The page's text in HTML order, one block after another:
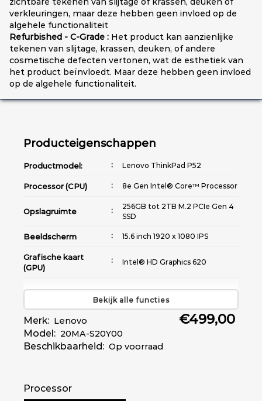
verkleuringen, maar deze hebben geen invloed op de
algehele functionaliteit
Refurbished - C-Grade : Het product kan aanzienlijke
tekenen van slijtage, krassen, deuken, of andere
cosmetische defecten vertonen, wat de esthetiek van
het product beïnvloedt. Maar deze hebben geen invloed
op de algehele functionaliteit.
Producteigenschappen
Productmodel: Lenovo ThinkPad P52
Processor (CPU) 8e Gen Intel® Core™ Processor
Opslagruimte
256GB tot 2TB M.2 PCIe Gen 4
SSD
Beeldscherm 15.6 inch 1920 x 1080 IPS
Grafische kaart
(GPU)
Intel® HD Graphics 620
Morsbestendig |
Achtergrondverlichting met
witte leds (optionele)
Besturingssysteem
45 Wh Tot 6 uur (MobileMark®
Bekijk alle functies
Merk: Lenovo
Model: 20MA-S20Y00
Beschikbaarheid: Op voorraad
€499,00
Processor